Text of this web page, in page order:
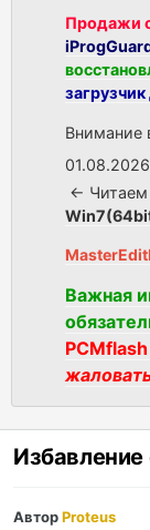
Продажи
Внимание
<- Читаем
Важная
PCMflash
Избавление
АвторProteus